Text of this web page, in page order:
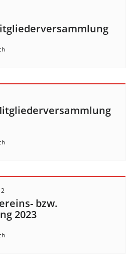
2
bzw.
2023